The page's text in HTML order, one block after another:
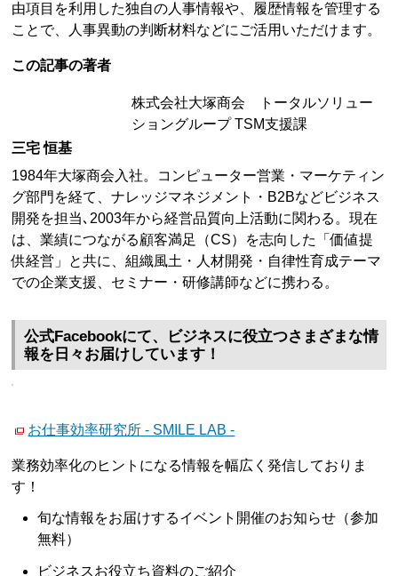
由項目を利用した独自の人事情報や、履歴情報を管理する
ことで、人事異動の判断材料などにご活用いただけます。
この記事の著者
株式会社大塚商会 トータルソリュー
ショングループ TSM支援課
三宅 恒基
1984年大塚商会入社。コンピューター営業・マーケティン
グ部門を経て、ナレッジマネジメント・B2Bなどビジネス
開発を担当､2003年から経営品質向上活動に関わる。現在
は、業績につながる顧客満足（CS）を志向した「価値提
供経営」と共に、組織風土・人材開発・自律性育成テーマ
での企業支援、セミナー・研修講師などに携わる。
公式Facebookにて、ビジネスに役立つさまざまな情
報を日々お届けしています！
お仕事効率研究所 - SMILE LAB -
業務効率化のヒントになる情報を幅広く発信しておりま
す！
旬な情報をお届けするイベント開催のお知らせ（参加
無料）
ビジネスお役立ち資料のご紹介